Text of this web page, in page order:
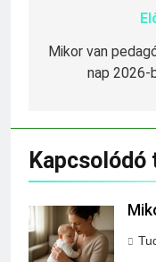
Bejegyzés
navigáció
Mikor van
nap 2026-